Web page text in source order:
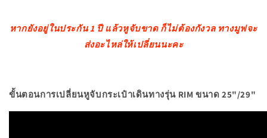
หากยังอยู่ในประกัน 1 ปี แล้วหูจับขาด ก็ไม่ต้องกังวล ทางมูฟจะ
ส่งอะไหล่ให้เปลี่ยนนะคะ
ขั้นตอนการเปลี่ยนหูจับกระเป๋าเดินทางรุ่น RIM ขนาด 25"/29"